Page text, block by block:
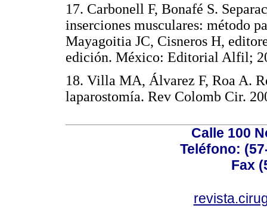
17. Carbonell F, Bonafé S.
inserciones musculares: método
Mayagoitia JC, Cisneros H,
edición. México: Editorial
18. Villa MA, Álvarez F, Roa A.
laparostomía. Rev Colomb
Calle 100
Teléfono:
Fax